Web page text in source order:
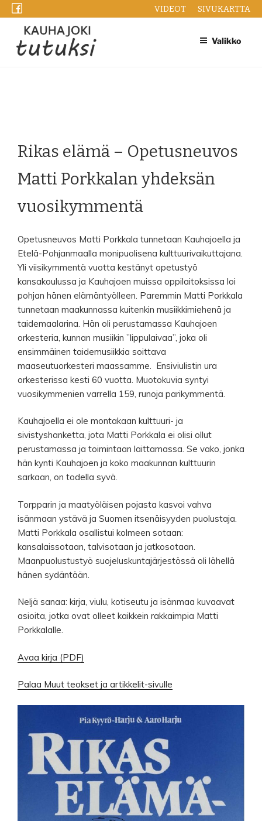
Siirry
sisältöön
VIDEOT SIVUKARTTA
Valikko
Rikas elämä – Opetusneuvos
Matti Porkkalan yhdeksän
vuosikymmentä
Opetusneuvos Matti Porkkala tunnetaan Kauhajoella ja
Etelä-Pohjanmaalla monipuolisena kulttuurivaikuttajana.
Yli viisikymmentä vuotta kestänyt opetustyö
kansakoulussa ja Kauhajoen muissa oppilaitoksissa loi
pohjan hänen elämäntyölleen. Paremmin Matti Porkkala
tunnetaan maakunnassa kuitenkin musiikkimiehenä ja
taidemaalarina. Hän oli perustamassa Kauhajoen
orkesteria, kunnan musiikin ”lippulaivaa”, joka oli
ensimmäinen taidemusiikkia soittava
maaseutuorkesteri maassamme. Ensiviulistin ura
orkesterissa kesti 60 vuotta. Muotokuvia syntyi
vuosikymmenien varrella 159, runoja parikymmentä.
Kauhajoella ei ole montakaan kulttuuri- ja
sivistyshanketta, jota Matti Porkkala ei olisi ollut
perustamassa ja toimintaan laittamassa. Se vako, jonka
hän kynti Kauhajoen ja koko maakunnan kulttuurin
sarkaan, on todella syvä.
Torpparin ja maatyöläisen pojasta kasvoi vahva
isänmaan ystävä ja Suomen itsenäisyyden puolustaja.
Matti Porkkala osallistui kolmeen sotaan:
kansalaissotaan, talvisotaan ja jatkosotaan.
Maanpuolustustyö suojeluskuntajärjestössä oli lähellä
hänen sydäntään.
Neljä sanaa: kirja, viulu, kotiseutu ja isänmaa kuvaavat
asioita, jotka ovat olleet kaikkein rakkaimpia Matti
Porkkalalle.
Avaa kirja (PDF)
Palaa Muut teokset ja artikkelit-sivulle